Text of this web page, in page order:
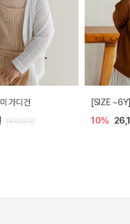
트
원 34,000원
밀라 아기
20%